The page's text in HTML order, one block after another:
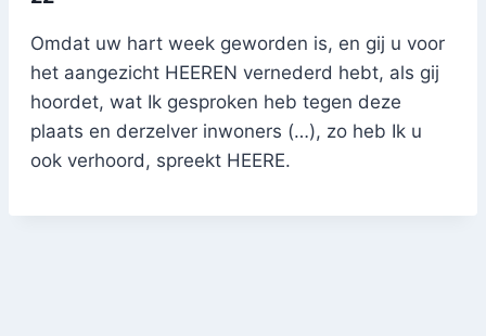
Omdat uw hart week geworden is, en gij u voor
het aangezicht HEEREN vernederd hebt, als gij
hoordet, wat Ik gesproken heb tegen deze
plaats en derzelver inwoners (…), zo heb Ik u
ook verhoord, spreekt HEERE.